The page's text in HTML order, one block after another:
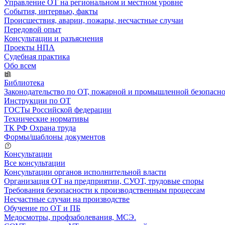
Управление ОТ на региональном и местном уровне
События, интервью, факты
Происшествия, аварии, пожары, несчастные случаи
Передовой опыт
Консультации и разъяснения
Проекты НПА
Судебная практика
Обо всем
Библиотека
Законодательство по ОТ, пожарной и промышленной
Инструкции по ОТ
ГОСТы Российской федерации
Технические нормативы
ТК РФ Охрана труда
Формы/шаблоны документов
Консультации
Все консультации
Консультации органов исполнительной власти
Организация ОТ на предприятии, СУОТ, трудовые споры
Требования безопасности к производственным процессам
Несчастные случаи на производстве
Обучение по ОТ и ПБ
Медосмотры, профзаболевания, МСЭ.